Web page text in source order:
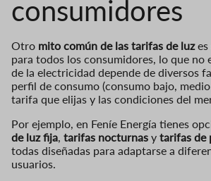
consumidores
Otro mito común de las tarifas de luzes
para todos los consumidores, lo que no
de la electricidad depende de diversos
perfil de consumo (consumo bajo,
tarifa que elijas y las condiciones del
Por ejemplo, en Feníe Energía tienes
de luz fija, tarifas nocturnas y tarifas de
todas diseñadas para adaptarse a
usuarios.